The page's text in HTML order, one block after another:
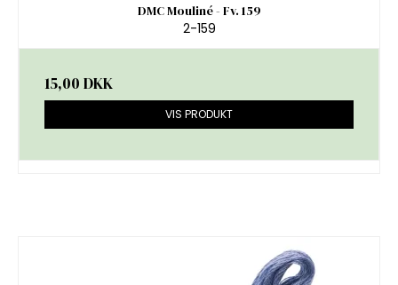
DMC Mouliné - Fv. 159
2-159
15,00 DKK
VIS PRODUKT